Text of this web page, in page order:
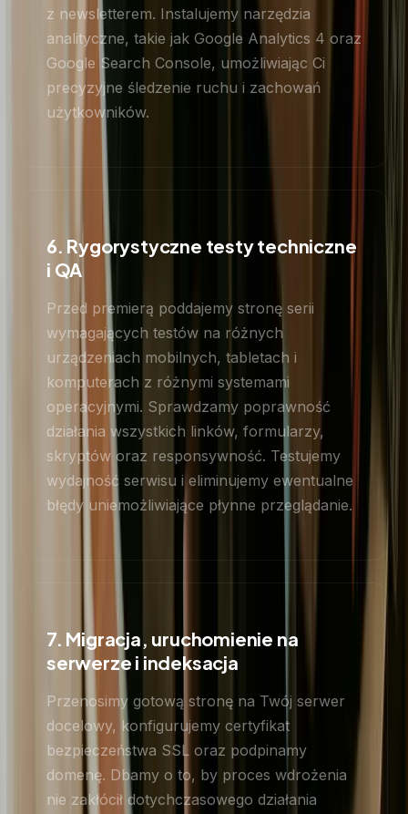
z newsletterem. Instalujemy narzędzia
analityczne, takie jak Google Analytics 4 oraz
Google Search Console, umożliwiając Ci
precyzyjne śledzenie ruchu i zachowań
użytkowników.
6. Rygorystyczne testy techniczne
i QA
Przed premierą poddajemy stronę serii
wymagających testów na różnych
urządzeniach mobilnych, tabletach i
komputerach z różnymi systemami
operacyjnymi. Sprawdzamy poprawność
działania wszystkich linków, formularzy,
skryptów oraz responsywność. Testujemy
wydajność serwisu i eliminujemy ewentualne
błędy uniemożliwiające płynne przeglądanie.
7. Migracja, uruchomienie na
serwerze i indeksacja
Przenosimy gotową stronę na Twój serwer
docelowy, konfigurujemy certyfikat
bezpieczeństwa SSL oraz podpinamy
domenę. Dbamy o to, by proces wdrożenia
nie zakłócił dotychczasowego działania